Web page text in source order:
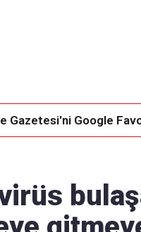
Gazetesi'ni Google